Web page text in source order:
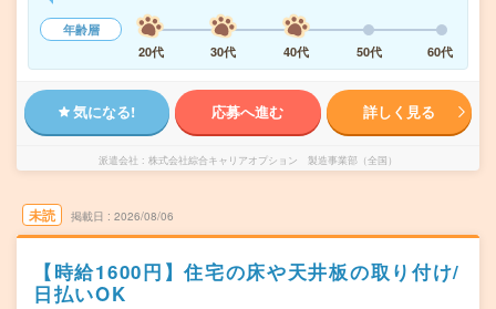
年齢層
20代
30代 40代 50代 60代
気になる! 応募へ進む 詳しく見る
派遣会社 株式会社綜合キャリアオプション 製造事業部（全国）
未読 掲載日 2026/08/06
【時給1600円】住宅の床や天井板の取り付け/
日払いOK